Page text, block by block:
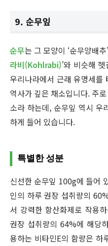
9. 순무잎
순무는 그 모양이 ‘순무양배추
라비(Kohlrabi)’와 비슷해
우리나라에서 근래 유명세를
역사가 깊은 채소입니다. 주
소라 하는데, 순무잎 역시 우
하게 들어 있습니다.
특별한 성분
신선한 순무잎 100g에 들어
인의 하루 권장 섭취량의
서 강력한 항산화제로 작용
권장 섭취량의 64%에 해당
용하는 비타민E의 함량은